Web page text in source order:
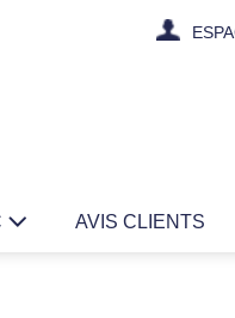
AVIS CLIENTS